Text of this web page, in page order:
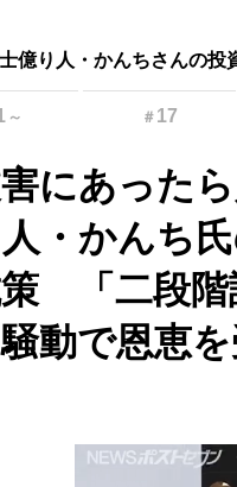
億り人・かんちさんの投
～ ＃ 17
害にあった
・かんち
「二段階
動で恩恵